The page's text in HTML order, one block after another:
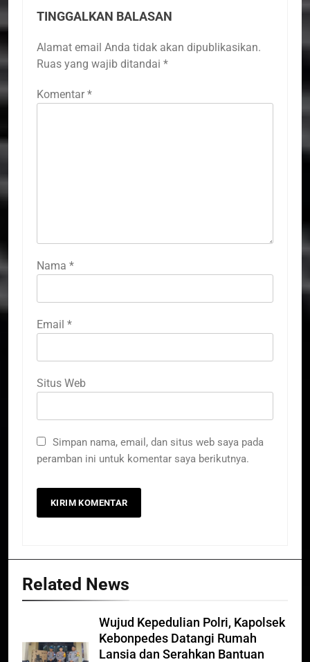
TINGGALKAN BALASAN
Alamat email Anda tidak akan dipublikasikan.
Ruas yang wajib ditandai *
Komentar *
Nama *
Email *
Situs Web
Simpan nama, email, dan situs web saya pada
peramban ini untuk komentar saya berikutnya.
Related News
Wujud Kepedulian Polri, Kapolsek
Kebonpedes Datangi Rumah
Lansia dan Serahkan Bantuan